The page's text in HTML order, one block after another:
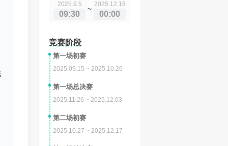
2025.9.5
09:30
~
2025.12.18
00:00
竞赛阶段
第一场初赛
2025.09.15 ~ 2025.10.26
第一场总决赛
2025.11.26 ~ 2025.12.03
第二场初赛
2025.10.27 ~ 2025.12.17